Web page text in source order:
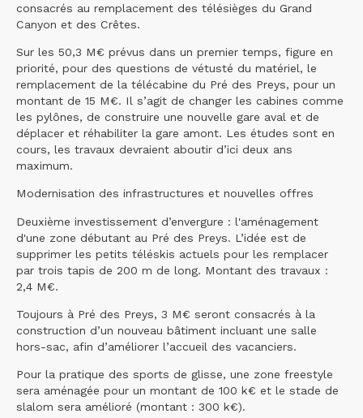
consacrés au remplacement des télésièges du Grand
Canyon et des Crêtes.
Sur les 50,3 M€ prévus dans un premier temps, figure en
priorité, pour des questions de vétusté du matériel, le
remplacement de la télécabine du Pré des Preys, pour un
montant de 15 M€. Il s’agit de changer les cabines comme
les pylônes, de construire une nouvelle gare aval et de
déplacer et réhabiliter la gare amont. Les études sont en
cours, les travaux devraient aboutir d’ici deux ans
maximum.
Modernisation des infrastructures et nouvelles offres
Deuxième investissement d’envergure : l'aménagement
d'une zone débutant au Pré des Preys. L’idée est de
supprimer les petits téléskis actuels pour les remplacer
par trois tapis de 200 m de long. Montant des travaux :
2,4 M€.
Toujours à Pré des Preys, 3 M€ seront consacrés à la
construction d’un nouveau bâtiment incluant une salle
hors-sac, afin d’améliorer l’accueil des vacanciers.
Pour la pratique des sports de glisse, une zone freestyle
sera aménagée pour un montant de 100 k€ et le stade de
slalom sera amélioré (montant : 300 k€).